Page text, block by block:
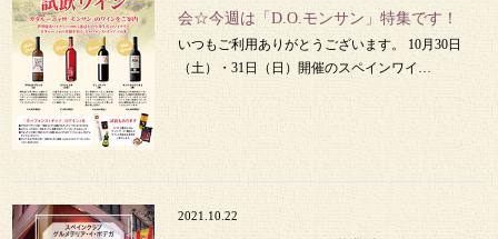
会☆今週は「D.O.モンサン」特集です！
いつもご利用ありがとうございます。 10月30日
（土）・31日（日）開催のスペインワイ…
2021.10.22